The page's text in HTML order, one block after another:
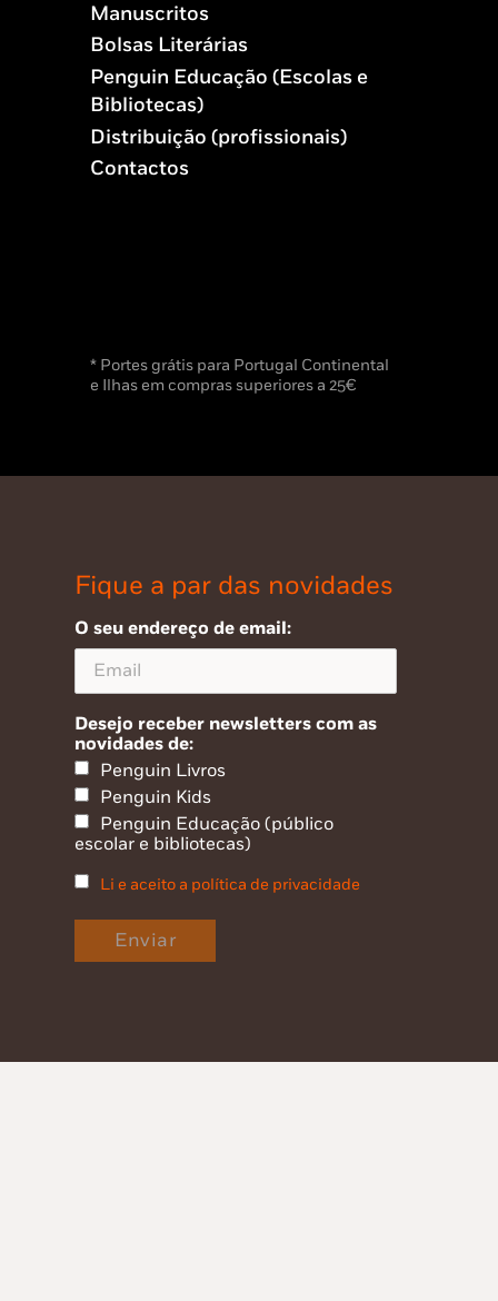
Manuscritos
Bolsas Literárias
Penguin Educação (Escolas e
Bibliotecas)
Distribuição (profissionais)
Contactos
* Portes grátis para Portugal Continental
e Ilhas em compras superiores a 25€
Fique a par das novidades
O seu endereço de email:
Desejo receber newsletters com as
novidades de:
Penguin Livros
Penguin Kids
Penguin Educação (público
escolar e bibliotecas)
Li e aceito a política de privacidade